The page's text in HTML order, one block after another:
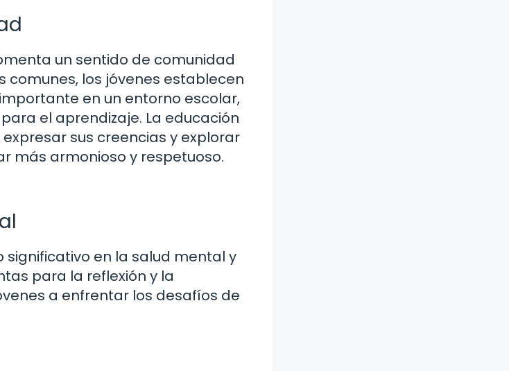
un sentido de comunidad
comunes, los jóvenes establecen
en un entorno escolar,
el aprendizaje. La educación
sus creencias y explorar
más armonioso y respetuoso.
en la salud mental y
para la reflexión y la
a enfrentar los desafíos de